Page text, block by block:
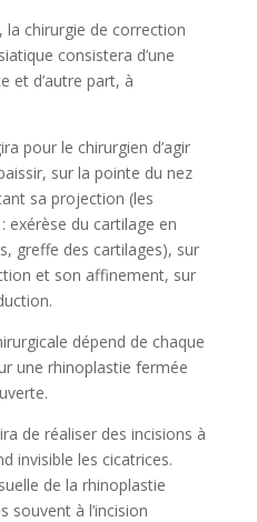
la chirurgie de correction
consistera d’une
et d’autre part, à
pour le chirurgien d’agir
sur la pointe du nez
sa projection (les
exérèse du cartilage en
greffe des cartilages), sur
et son affinement, sur
dépend de chaque
une rhinoplastie fermée
de réaliser des incisions à
invisible les cicatrices.
de la rhinoplastie
souvent à l’incision